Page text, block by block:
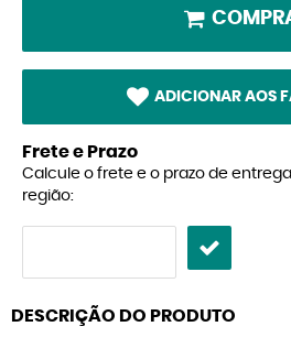
ADICIONAR AOS
Frete e Prazo
Calcule o frete e o prazo de
região:
DESCRIÇÃO DO PRODUTO